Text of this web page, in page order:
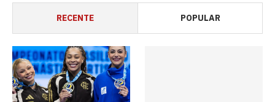
RECENTE POPULAR